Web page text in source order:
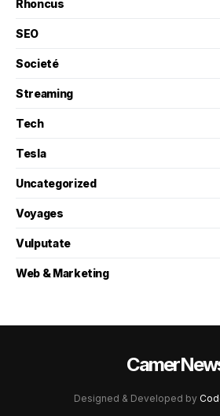
Rhoncus
SEO
Societé
Streaming
Tech
Tesla
Uncategorized
Voyages
Vulputate
Web & Marketing
Designed & Developed by